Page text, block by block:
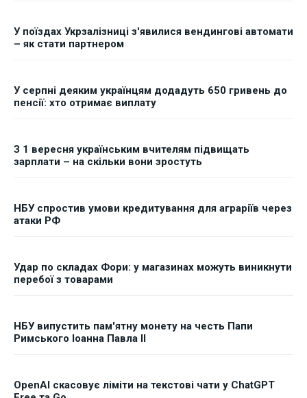
У поїздах Укрзалізниці з'явилися вендингові автомати
– як стати партнером
У серпні деяким українцям додадуть 650 гривень до
пенсії: хто отримає виплату
З 1 вересня українським вчителям підвищать
зарплати – на скільки вони зростуть
НБУ спростив умови кредитування для аграріїв через
атаки РФ
Удар по складах Фори: у магазинах можуть виникнути
перебої з товарами
НБУ випустить пам'ятну монету на честь Папи
Римського Іоанна Павла II
OpenAI скасовує ліміти на текстові чати у ChatGPT